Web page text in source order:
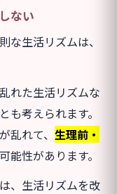
ない
な生活リズムは、
れた生活リズムな
も考えられます。
乱れて、 生理前・
能性があります。
、生活リズムを改